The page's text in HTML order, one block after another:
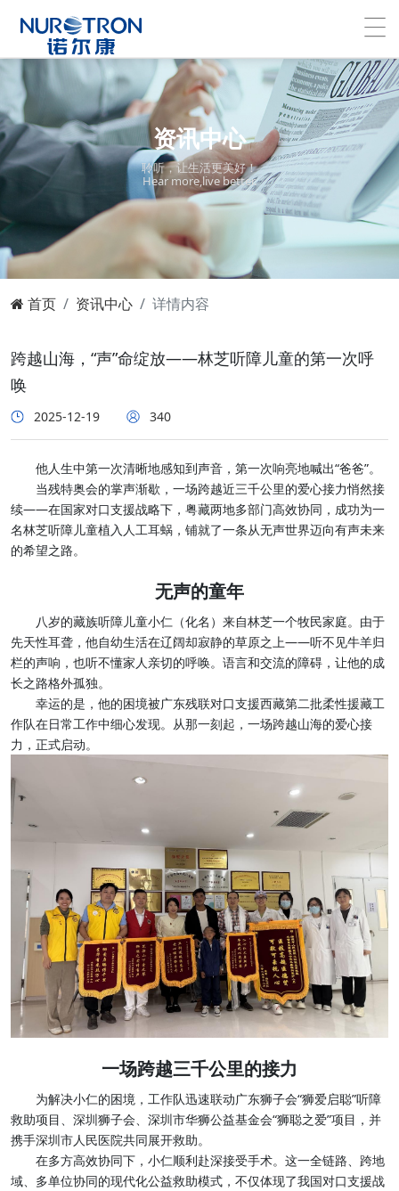
资讯中心
聆听，让生活更美好！
Hear more,live better.
首页 资讯中心 详情内容
跨越山海，“声”命绽放——林芝听障儿童的第一次呼
唤
2025-12-19 340
他人生中第一次清晰地感知到声音，第一次响亮地喊出“爸爸”。
当残特奥会的掌声渐歇，一场跨越近三千公里的爱心接力悄然接
续——在国家对口支援战略下，粤藏两地多部门高效协同，成功为一
名林芝听障儿童植入人工耳蜗，铺就了一条从无声世界迈向有声未来
的希望之路。
无声的童年
八岁的藏族听障儿童小仁（化名）来自林芝一个牧民家庭。由于
先天性耳聋，他自幼生活在辽阔却寂静的草原之上——听不见牛羊归
栏的声响，也听不懂家人亲切的呼唤。语言和交流的障碍，让他的成
长之路格外孤独。
幸运的是，他的困境被广东残联对口支援西藏第二批柔性援藏工
作队在日常工作中细心发现。从那一刻起，一场跨越山海的爱心接
力，正式启动。
一场跨越三千公里的接力
为解决小仁的困境，工作队迅速联动广东狮子会“狮爱启聪”听障
救助项目、深圳狮子会、深圳市华狮公益基金会“狮聪之爱”项目，并
携手深圳市人民医院共同展开救助。
在多方高效协同下，小仁顺利赴深接受手术。这一全链路、跨地
域、多单位协同的现代化公益救助模式，不仅体现了我国对口支援战